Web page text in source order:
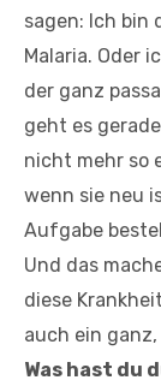
sagen: Ich bin
Malaria. Oder
der ganz
geht es
nicht mehr so
wenn sie neu
Aufgabe
Und das
diese
auch ein
Was hast du